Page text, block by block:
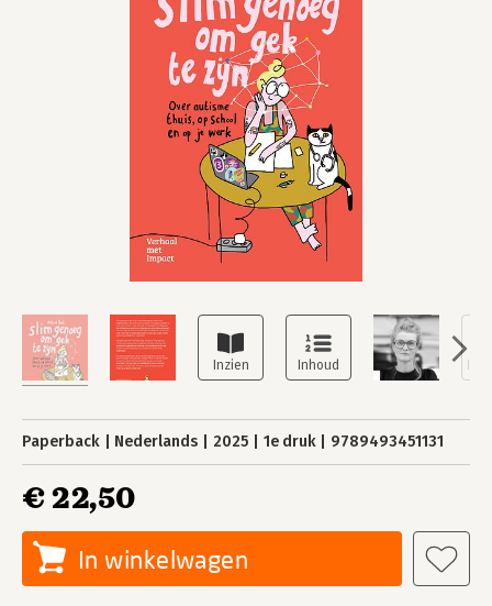
Paperback Nederlands 2025 1e druk 9789493451131
€ 22,50
In winkelwagen